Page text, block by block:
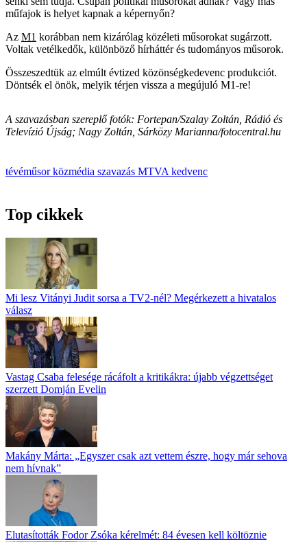
műfajok is helyet kapnak a képernyőn?
Az M1 korábban nem kizárólag közéleti műsorokat sugárzott.
Voltak vetélkedők, különböző hírháttér és tudományos műsorok.
Összeszedtük az elmúlt évtized közönségkedevenc produkciót.
Döntsék el önök, melyik térjen vissza a megújuló M1-re!
A szavazásban szereplő fotók: Fortepan/Szalay Zoltán, Rádió és
Televízió Újság; Nagy Zoltán, Sárközy Marianna/fotocentral.hu
tévéműsorközmédia szavazás MTVA kedvenc
Top cikkek
Mi lesz Vitányi Judit sorsa a TV2-nél? Megérkezett a hivatalos
válasz
Vastag Csaba felesége rácáfolt a kritikákra: újabb végzettséget
szerzett Domján Evelin
Makány Márta: „Egyszer csak azt vettem észre, hogy már sehova
nem hívnak”
Elutasították Fodor Zsóka kérelmét: 84 évesen kell költöznie